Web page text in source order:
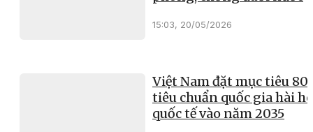
15:03, 20/05/2026
Việt Nam đặt mục tiêu
tiêu chuẩn quốc gia hài
quốc tế vào năm 2035